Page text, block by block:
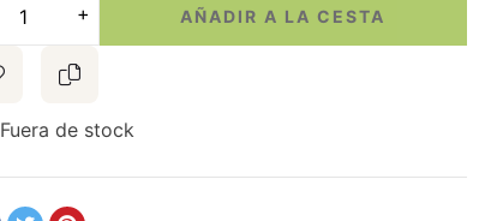
AÑADIR A LA CESTA
Fuera de stock